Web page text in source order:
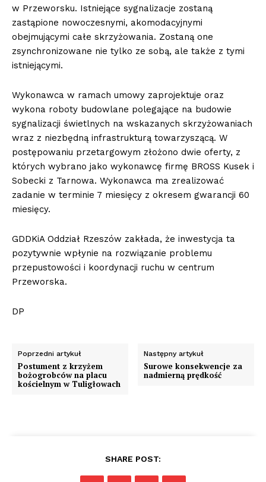
w Przeworsku. Istniejące sygnalizacje zostaną
zastąpione nowoczesnymi, akomodacyjnymi
obejmującymi całe skrzyżowania. Zostaną one
zsynchronizowane nie tylko ze sobą, ale także z tymi
istniejącymi.
Wykonawca w ramach umowy zaprojektuje oraz
wykona roboty budowlane polegające na budowie
sygnalizacji świetlnych na wskazanych skrzyżowaniach
wraz z niezbędną infrastrukturą towarzyszącą. W
postępowaniu przetargowym złożono dwie oferty, z
których wybrano jako wykonawcę firmę BROSS Kusek i
Sobecki z Tarnowa. Wykonawca ma zrealizować
zadanie w terminie 7 miesięcy z okresem gwarancji 60
miesięcy.
GDDKiA Oddział Rzeszów zakłada, że inwestycja ta
pozytywnie wpłynie na rozwiązanie problemu
przepustowości i koordynacji ruchu w centrum
Przeworska.
DP
Poprzedni artykuł
Postument z krzyżem
bożogrobców na placu
kościelnym w Tuligłowach
Następny artykuł
Surowe konsekwencje za
nadmierną prędkość
SHARE POST: